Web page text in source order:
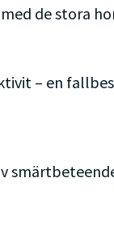
de stora
– en